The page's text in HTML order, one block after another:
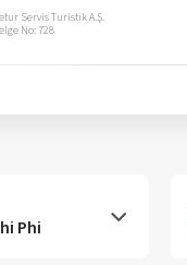
Servis Turistik A.Ş.
No: 728